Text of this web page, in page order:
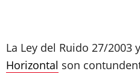
La Ley del Ruido 27/2003
Horizontal son